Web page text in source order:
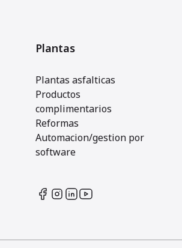
Plantas
Plantas asfalticas
Productos
complimentarios
Reformas
Automacion/gestion por
software